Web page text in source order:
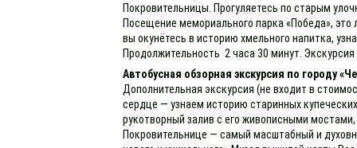
Покровительницы. Прогуляетесь по старым
Посещение мемориального парка «Победа»,
вы окунётесь в историю хмельного напитка,
Продолжительность 2 часа 30 минут.
Автобусная обзорная экскурсия по городу
Дополнительная экскурсия (не входит в
сердце — узнаем историю старинных
рукотворный залив с его живописными
Покровительнице — самый масштабный и